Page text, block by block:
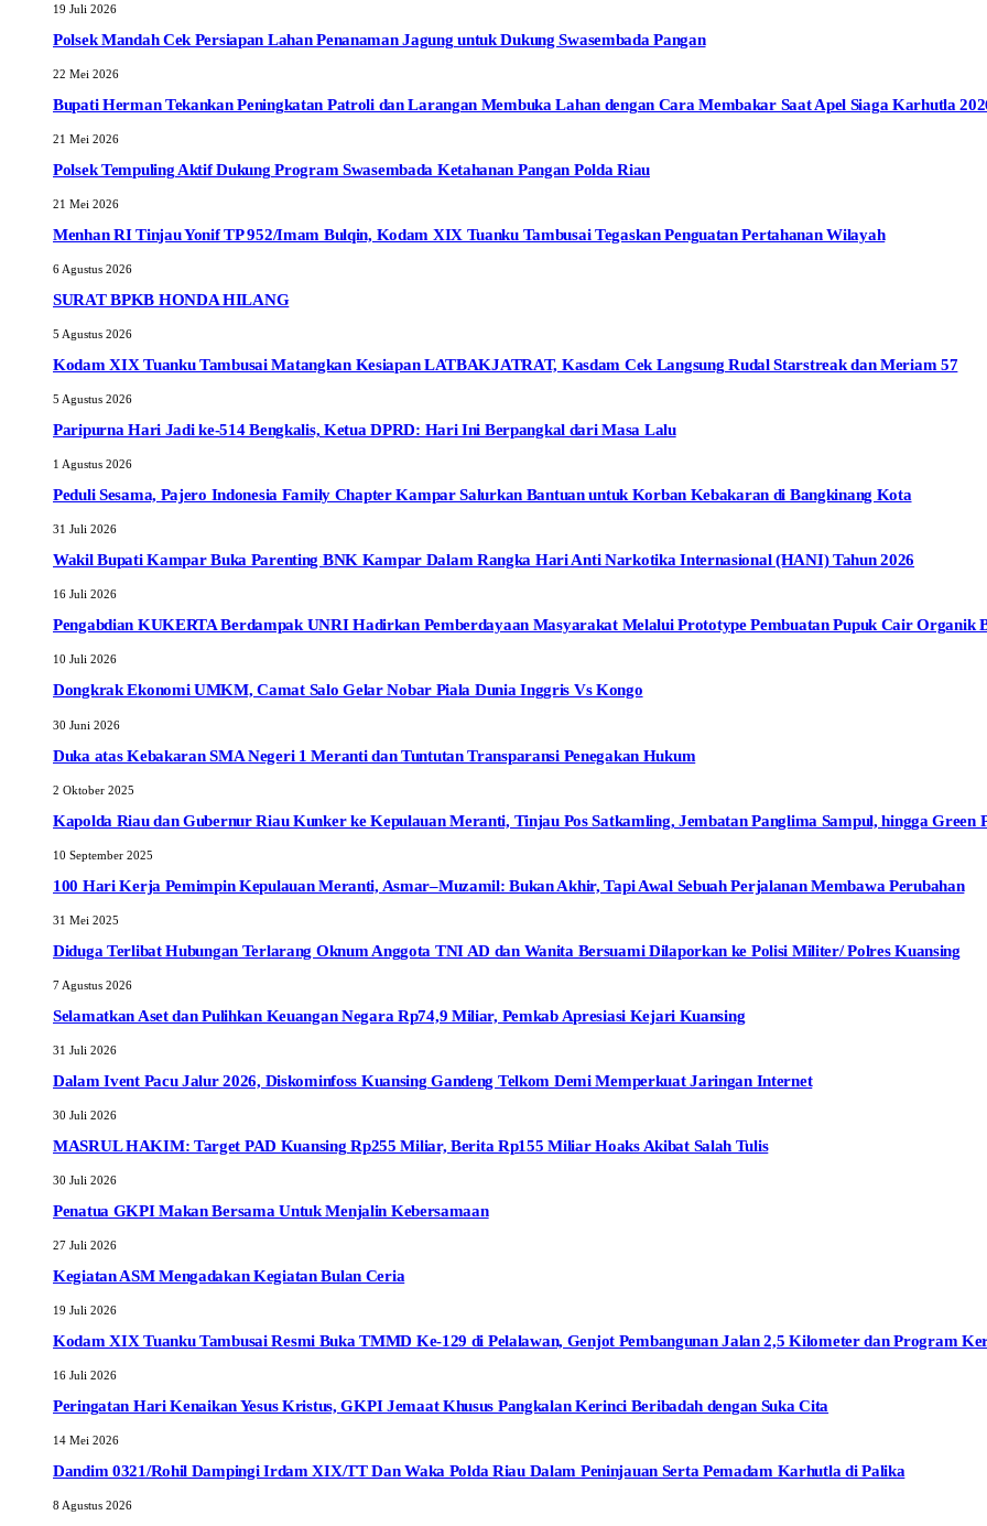
19 Juli 2026
Polsek Mandah Cek Persiapan Lahan Penanaman Jagung untuk Dukung Swasembada Pangan
22 Mei 2026
Bupati Herman Tekankan Peningkatan Patroli dan Larangan Membuka Lahan dengan Cara Membakar Saat Apel Siaga Karhutla
21 Mei 2026
Polsek Tempuling Aktif Dukung Program Swasembada Ketahanan Pangan Polda Riau
21 Mei 2026
Menhan RI Tinjau Yonif TP 952/Imam Bulqin, Kodam XIX Tuanku Tambusai Tegaskan Penguatan Pertahanan Wilayah
6 Agustus 2026
SURAT BPKB HONDA HILANG
5 Agustus 2026
Kodam XIX Tuanku Tambusai Matangkan Kesiapan LATBAKJATRAT, Kasdam Cek Langsung Rudal Starstreak dan Meriam 57
5 Agustus 2026
Paripurna Hari Jadi ke-514 Bengkalis, Ketua DPRD: Hari Ini Berpangkal dari Masa Lalu
1 Agustus 2026
Peduli Sesama, Pajero Indonesia Family Chapter Kampar Salurkan Bantuan untuk Korban Kebakaran di Bangkinang Kota
31 Juli 2026
Wakil Bupati Kampar Buka Parenting BNK Kampar Dalam Rangka Hari Anti Narkotika Internasional (HANI) Tahun 2026
16 Juli 2026
Pengabdian KUKERTA Berdampak UNRI Hadirkan Pemberdayaan Masyarakat Melalui Prototype Pembuatan Pupuk Cair Organik
10 Juli 2026
Dongkrak Ekonomi UMKM, Camat Salo Gelar Nobar Piala Dunia Inggris Vs Kongo
30 Juni 2026
Duka atas Kebakaran SMA Negeri 1 Meranti dan Tuntutan Transparansi Penegakan Hukum
2 Oktober 2025
Kapolda Riau dan Gubernur Riau Kunker ke Kepulauan Meranti, Tinjau Pos Satkamling, Jembatan Panglima Sampul, hingga Green
10 September 2025
100 Hari Kerja Pemimpin Kepulauan Meranti, Asmar–Muzamil: Bukan Akhir, Tapi Awal Sebuah Perjalanan Membawa Perubahan
31 Mei 2025
Diduga Terlibat Hubungan Terlarang Oknum Anggota TNI AD dan Wanita Bersuami Dilaporkan ke Polisi Militer/ Polres Kuansing
7 Agustus 2026
Selamatkan Aset dan Pulihkan Keuangan Negara Rp74,9 Miliar, Pemkab Apresiasi Kejari Kuansing
31 Juli 2026
Dalam Ivent Pacu Jalur 2026, Diskominfoss Kuansing Gandeng Telkom Demi Memperkuat Jaringan Internet
30 Juli 2026
MASRUL HAKIM: Target PAD Kuansing Rp255 Miliar, Berita Rp155 Miliar Hoaks Akibat Salah Tulis
30 Juli 2026
Penatua GKPI Makan Bersama Untuk Menjalin Kebersamaan
27 Juli 2026
Kegiatan ASM Mengadakan Kegiatan Bulan Ceria
19 Juli 2026
Kodam XIX Tuanku Tambusai Resmi Buka TMMD Ke-129 di Pelalawan, Genjot Pembangunan Jalan 2,5 Kilometer dan Program
16 Juli 2026
Peringatan Hari Kenaikan Yesus Kristus, GKPI Jemaat Khusus Pangkalan Kerinci Beribadah dengan Suka Cita
14 Mei 2026
Dandim 0321/Rohil Dampingi Irdam XIX/TT Dan Waka Polda Riau Dalam Peninjauan Serta Pemadam Karhutla di Palika
8 Agustus 2026